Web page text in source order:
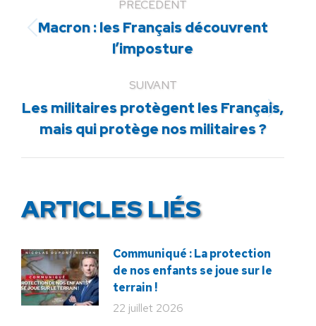
PRÉCÉDENT
Article
précédent
Macron : les Français découvrent
l’imposture
SUIVANT
Article
suivant
Les militaires protègent les Français,
mais qui protège nos militaires ?
ARTICLES LIÉS
Communiqué : La protection
de nos enfants se joue sur le
terrain !
22 juillet 2026